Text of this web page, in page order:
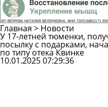
Главная > Новости
У 17-летней тюменки,
посылку с подарками,
по типу отека Квинке
10.01.2025 07:29:36